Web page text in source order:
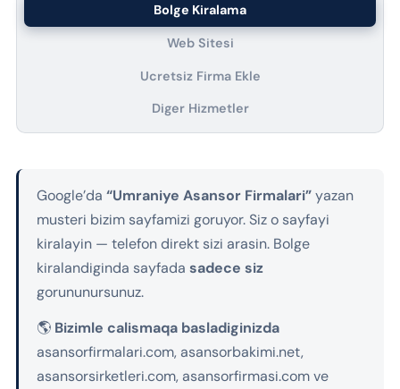
Bolge Kiralama
Web Sitesi
Ucretsiz Firma Ekle
Diger Hizmetler
Google’da “Umraniye Asansor Firmalari”yazan
musteri bizim sayfamizi goruyor. Siz o sayfayi
kiralayin — telefon direkt sizi arasin. Bolge
kiralandiginda sayfada sadece siz
gorununursunuz.
🌎 Bizimle calismaqa basladiginizda
asansorfirmalari.com, asansorbakimi.net,
asansorsirketleri.com, asansorfirmasi.com ve